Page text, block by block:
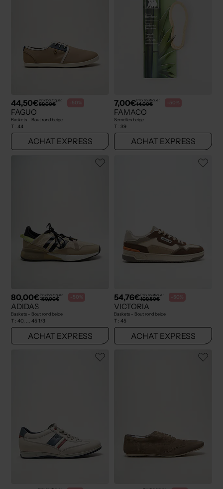
44,50€Prix boutique :
89,00€ -50%
FAGUO
Baskets - Bout rond beige
T : 44
ACHAT EXPRESS
7,00€Prix boutique :
14,00€ -50%
FAMACO
Semelles beige
T : 39
ACHAT EXPRESS
80,00€Prix boutique :
160,00€ -50%
ADIDAS
Baskets - Bout rond beige
T : 40, ... 45 1/3
ACHAT EXPRESS
54,76€Prix boutique :
109,50€ -50%
VICTORIA
Baskets - Bout rond beige
T : 45
ACHAT EXPRESS